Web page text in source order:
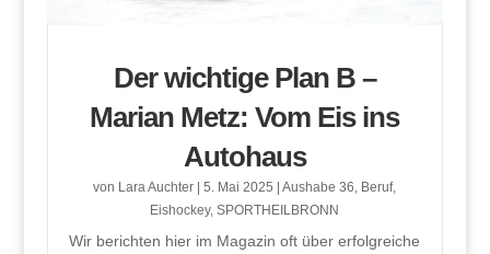
Der wichtige Plan B –
Marian Metz: Vom Eis ins
Autohaus
von Lara Auchter |5. Mai 2025 |Aushabe 36, Beruf,
Eishockey,SPORTHEILBRONN
Wir berichten hier im Magazin oft über erfolgreiche